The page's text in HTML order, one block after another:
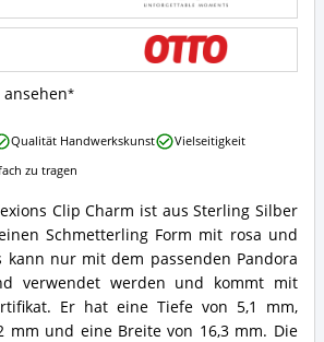
Clip Charm ist aus Sterling Silber
Schmetterling Form mit rosa und
kann nur mit dem passenden Pandora
verwendet werden und kommt mit
Er hat eine Tiefe von 5,1 mm,
mm und eine Breite von 16,3 mm. Die
Qualität Handwerkskunst
Vielseitigkeit
zu tragen